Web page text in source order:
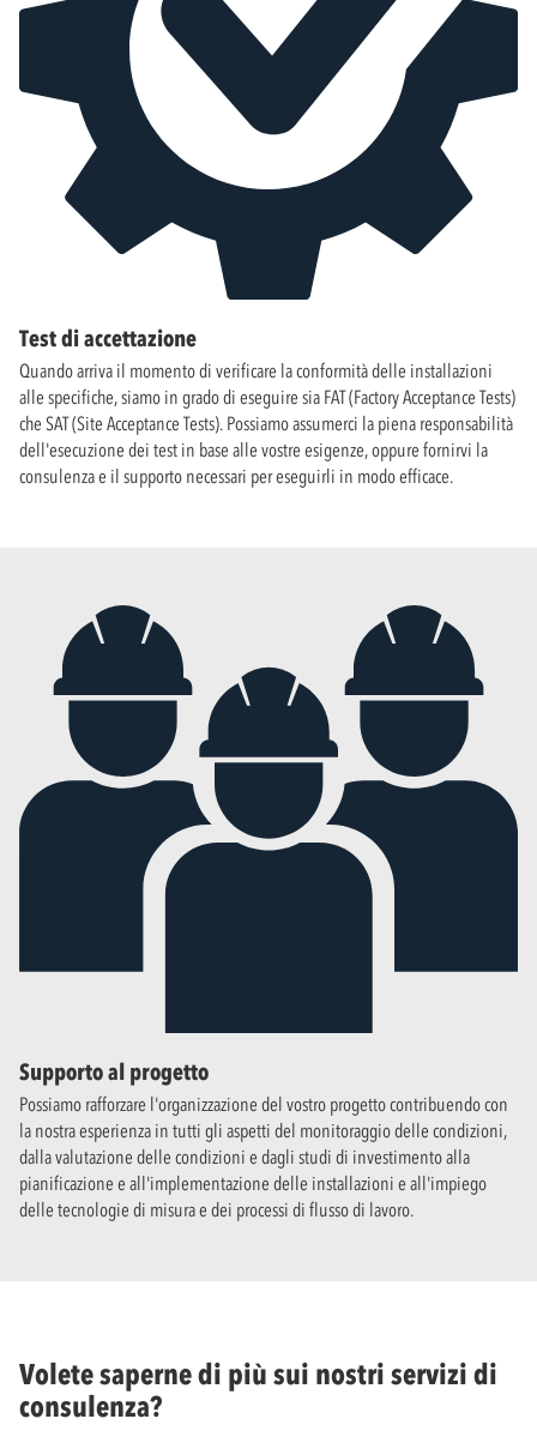
Test di accettazione
Quando arriva il momento di verificare la conformità delle installazioni
alle specifiche, siamo in grado di eseguire sia FAT (Factory Acceptance Tests)
che SAT (Site Acceptance Tests). Possiamo assumerci la piena responsabilità
dell'esecuzione dei test in base alle vostre esigenze, oppure fornirvi la
consulenza e il supporto necessari per eseguirli in modo efficace.
Supporto al progetto
Possiamo rafforzare l'organizzazione del vostro progetto contribuendo con
la nostra esperienza in tutti gli aspetti del monitoraggio delle condizioni,
dalla valutazione delle condizioni e dagli studi di investimento alla
pianificazione e all'implementazione delle installazioni e all'impiego
delle tecnologie di misura e dei processi di flusso di lavoro.
Volete saperne di più sui nostri servizi di
consulenza?